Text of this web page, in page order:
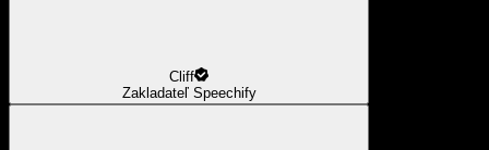
Cliff
Zakladateľ Speechify